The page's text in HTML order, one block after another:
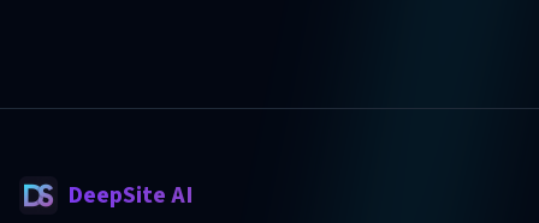
DeepSite AI